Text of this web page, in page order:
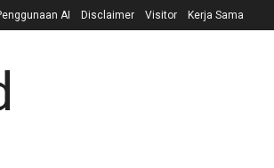
AI Disclaimer Visitor Kerja Sama